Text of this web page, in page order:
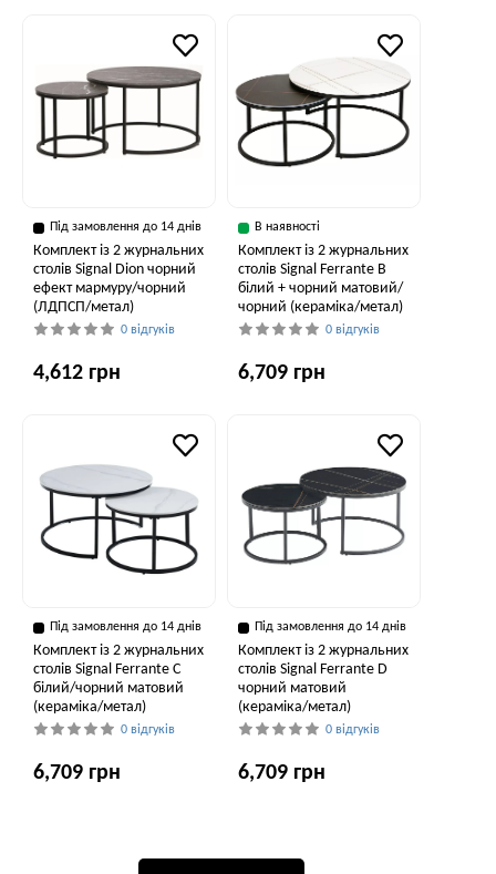
Під замовлення до 14 днів
Комплект із 2 журнальних
столів Signal Dion чорний
ефект мармуру/чорний
(ЛДПСП/метал)
0 відгуків
4,612 грн
В наявності
Комплект із 2 журнальних
столів Signal Ferrante B
білий + чорний матовий/
чорний (кераміка/метал)
0 відгуків
6,709 грн
Під замовлення до 14 днів
Комплект із 2 журнальних
столів Signal Ferrante C
білий/чорний матовий
(кераміка/метал)
0 відгуків
6,709 грн
Під замовлення до 14 днів
Комплект із 2 журнальних
столів Signal Ferrante D
чорний матовий
(кераміка/метал)
0 відгуків
6,709 грн